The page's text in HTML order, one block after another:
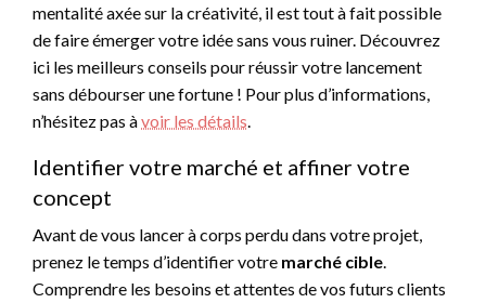
mentalité axée sur la créativité, il est tout à fait possible
de faire émerger votre idée sans vous ruiner. Découvrez
ici les meilleurs conseils pour réussir votre lancement
sans débourser une fortune ! Pour plus d’informations,
n’hésitez pas àvoir les détails
Identifier votre marché et affiner votre
concept
Avant de vous lancer à corps perdu dans votre projet,
prenez le temps d’identifier votre marché cible
Comprendre les besoins et attentes de vos futurs clients